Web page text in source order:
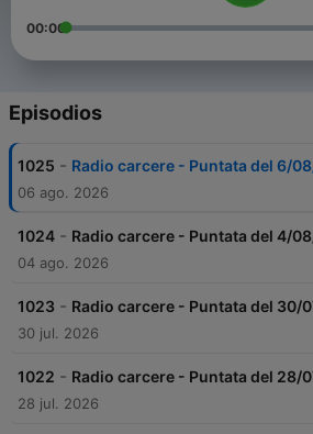
00:00
Episodios
1025 - Radio carcere - Puntata del 6/
06 ago. 2026
1024 - Radio carcere - Puntata del 4/
04 ago. 2026
1023 - Radio carcere - Puntata del 30/
30 jul. 2026
1022 - Radio carcere - Puntata del 28/
28 jul. 2026